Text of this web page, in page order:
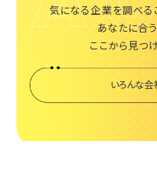
気になる企業を調べる
あなたに合
ここから見つ
いろんな